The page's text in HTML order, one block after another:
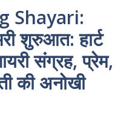
Shayari:
शुरुआत: हार्ट
संग्रह, प्रेम,
की अनोखी